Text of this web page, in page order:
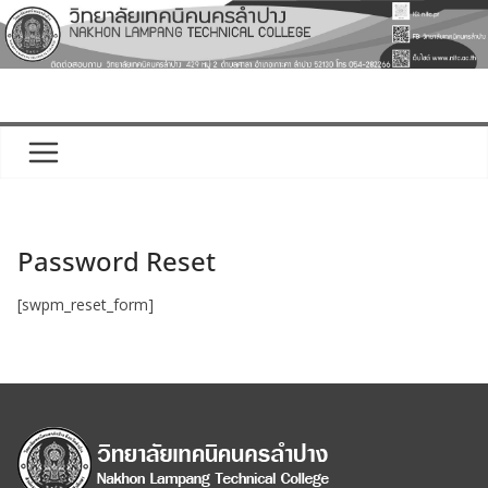
Skip
to
content
Password Reset
[swpm_reset_form]